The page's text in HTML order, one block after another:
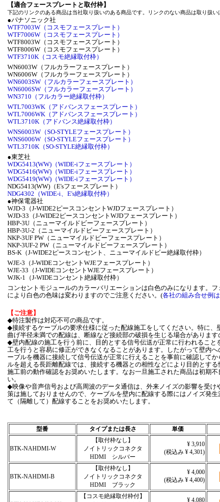
【適合フェースプレートと取付枠】
下記のリンクのある商品は当社取り扱いのある商品です。リンクのない商品は取り扱
●パナソニック社
WTF7003W（コスモフェースプレート）
WTF7006W（コスモフェースプレート）
WTF8003W（コスモフェースプレート）
WTF8006W（コスモフェースプレート）
WTF3710K（コスモ絶縁取付枠）
WN6003W（フルカラーフェースプレート）
WN6006W（フルカラーフェースプレート）
WN6003SW（フルカラーフェースプレート）
WN6006SW（フルカラーフェースプレート）
WN3710（フルカラー絶縁取付枠）
WTL7003WK（アドバンスフェースプレート）
WTL7006WK（アドバンスフェースプレート）
WTL3710K（アドバンス絶縁取付枠）
WNS6003W（SO-STYLEフェースプレート）
WNS6006W（SO-STYLEフェースプレート）
WTL3710K（SO-STYLE絶縁取付枠）
●東芝社
WDG5413(WW)（WIDE-iフェースプレート）
WDG5416(WW)（WIDE-iフェースプレート）
WDG5419(WW)（WIDE-iフェースプレート）
NDG5413(WW)（E'sフェースプレート）
NDG4302（WIDE-i、E's絶縁取付枠）
●神保電器社
WJD-3（J-WIDE2ピースコンセントWJDフェースプレート）
WJD-33（J-WIDE2ピースコンセントWJDフェースプレート）
HBP-3U（ニューマイルドビーフェースプレート）
HBP-3U-2（ニューマイルドビーフェースプレート）
NKP-3UF PW（ニューマイルドビーフェースプレート）
NKP-3UF-2 PW（ニューマイルドビーフェースプレート）
BS-K（J-WIDE2ピースコンセント、ニューマイルドビー絶縁取付枠）
WJE-3（J-WIDEコンセントWJEフェースプレート）
WJE-33（J-WIDEコンセントWJEフェースプレート）
WJK-1（J-WIDEコンセント絶縁取付枠）
コンセントモジュールのカラーバリエーションは白色のみになります。
により白色の色味は変わりますのでご注意ください。(各社の組み合せ例
【ご注意】
◆特注製作は対応不可の商品です。
◆接続するケーブルの要求仕様に従った配線施工をしてください。特に
曲げ半径未満での配線は、断線など接続部の破損を生じる場合がありま
◆壁内配線の施工を行う前に、目的とする信号伝送が正常に行われるこ
工を行うと容易に修正ができなくなることがあります。したがって壁内
ーブルを機器に接続して信号伝送が正常に行えることを事前に確認して
ルを超える長距離配線では、接続する機器との相性などにより目的とす
施工前の動作確認をお奨めいたします。なお一旦施工された商品は初期
い。
◆映像や音声信号および高周波のデータ通信は、外来ノイズの影響を受
策は施しておりませんので、ケーブルを壁内に配線する際にはノイズ発
て（隔離して）配線することをお奨めいたします。
型番 タイプまたは長さ 単価
BTK-NAHDMI-W
【取付枠なし】
ノイトリックコネクタ
HDMI シルバー
¥ 3,910
(税込み ¥ 4,301)
BTK-NAHDMI-B
【取付枠なし】
ノイトリックコネクタ
HDMI ブラック
¥ 4,000
(税込み ¥ 4,400)
【コスモ絶縁取付枠付】
¥ 4,080